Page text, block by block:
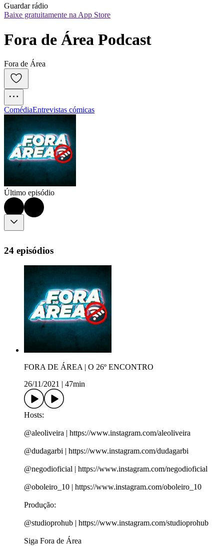
Guardar rádio
Baixe gratuitamente na App Store
Fora de Área Podcast
Fora de Área
ComédiaEntrevistas cómicas
Último episódio
24 episódios
FORA DE ÁREA | O 26º ENCONTRO
26/11/2021
47min
Hosts:
@aleoliveira | https://www.instagram.com/aleoliveira
@dudagarbi | https://www.instagram.com/dudagarbi
@negodioficial | https://www.instagram.com/negodioficial
@oboleiro_10 | https://www.instagram.com/oboleiro_10
Produção:
@studioprohub | https://www.instagram.com/studioprohub
Siga Fora de Área